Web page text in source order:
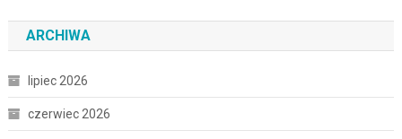
ARCHIWA
lipiec 2026
czerwiec 2026